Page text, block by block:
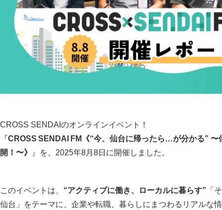
CROSS SENDAIのオンラインイベント！
『CROSS SENDAI FM《“今、仙台に帰ったら…が分かる” 〜
開！〜》
』を、2025年8月8日に開催しました。
このイベントは、 “アクティブに働き、ローカルに暮らす” 「
仙台」をテーマに、企業や転職、暮らしにまつわるリアルな